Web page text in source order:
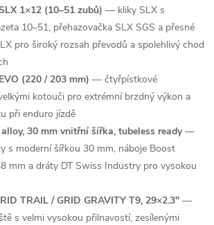
1×12 (10–51 zubů) — kliky SLX s
10–51, přehazovačka SLX SGS a přesné
pro široký rozsah převodů a spolehlivý chod
(220 / 203 mm) — čtyřpístkové
kotouči pro extrémní brzdný výkon a
při enduro jízdě
30 mm vnitřní šířka, tubeless ready—
s moderní šířkou 30 mm, náboje Boost
mm a dráty DT Swiss Industry pro vysokou
TRAIL / GRID GRAVITY T9, 29×2.3" —
s velmi vysokou přilnavostí, zesílenými